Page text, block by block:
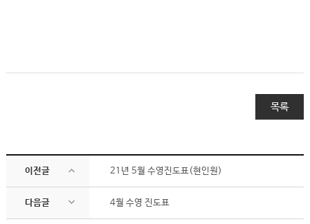
목록
이전글 21년 5월 수영진도표(현인원)
다음글 4월 수영 진도표